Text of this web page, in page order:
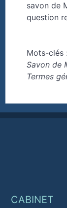
savon de
question
Mots-clés :
Savon de
Termes
CABINET